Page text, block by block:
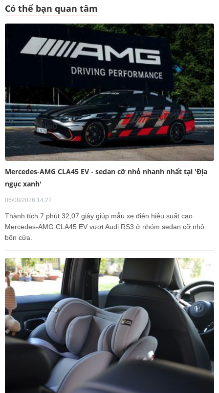
mạnh của mình: lái hay, rộng rãi, thoải mái và an toàn.
Có thể bạn quan tâm
Mercedes-AMG CLA45 EV - sedan cỡ nhỏ nhanh nhất tại 'Địa
ngục xanh'
06/08/2026 14:22
Thành tích 7 phút 32,07 giây giúp mẫu xe điện hiệu suất cao
Mercedes-AMG CLA45 EV vượt Audi RS3 ở nhóm sedan cỡ nhỏ
bốn cửa.